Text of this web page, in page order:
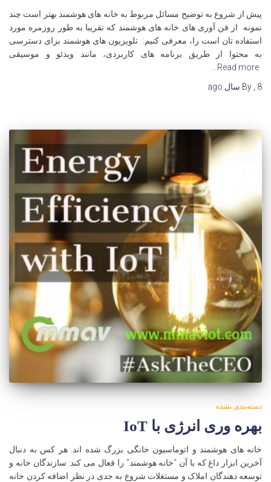
پیش از شروع به توضیح مسائل مربوط به خانه های هوشمند بهتر است چند
نمونه از فن آوری های خانه های هوشمند که تقریبا به طور روزمره مورد
استفاده تان است را، معرفی کنیم: تلویزیون های هوشمند برای دسترسی
به محتوا از طریق برنامه های کاربردی، مانند ویدئو و موسیقی
Read more…
By
8 سال
دسته‌بندی نشده
بهره وری انرژی با IoT
خانه های هوشمند و اتوماسیون خانگی بزرگ شده اند. هر کس به دنبال
آخرین ابزار داغ که با آن “خانه هوشمند” را فعال می کند. سازندگان خانه و
توسعه دهندگان املاک و مستغلات شروع به جدی در نظر اضافه کردن خانه